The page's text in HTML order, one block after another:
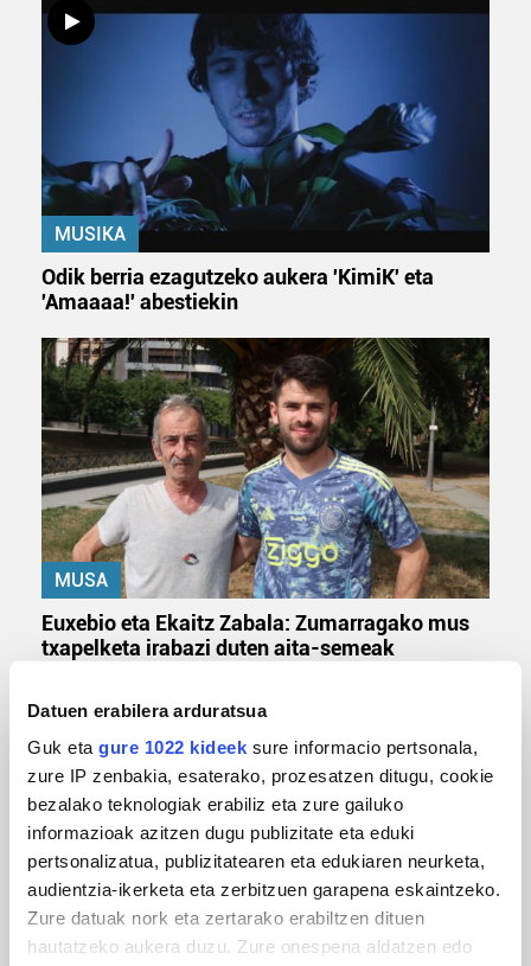
Datuen erabilera arduratsua
Guk eta gure 1022 kideek sure informacio pertsonala,
zure IP zenbakia, esaterako, prozesatzen ditugu, cookie
bezalako teknologiak erabiliz eta zure gailuko
informazioak azitzen dugu publizitate eta eduki
pertsonalizatua, publizitatearen eta edukiaren neurketa,
audientzia-ikerketa eta zerbitzuen garapena eskaintzeko.
Zure datuak nork eta zertarako erabiltzen dituen
hautatzeko aukera duzu. Zure onespena aldatzen edo
MUSIKA
Odik berria ezagutzeko aukera 'KimiK' eta
'Amaaaa!' abestiekin
MUSA
Euxebio eta Ekaitz Zabala: Zumarragako mus
txapelketa irabazi duten aita-semeak
TXIRRINDULARITZA